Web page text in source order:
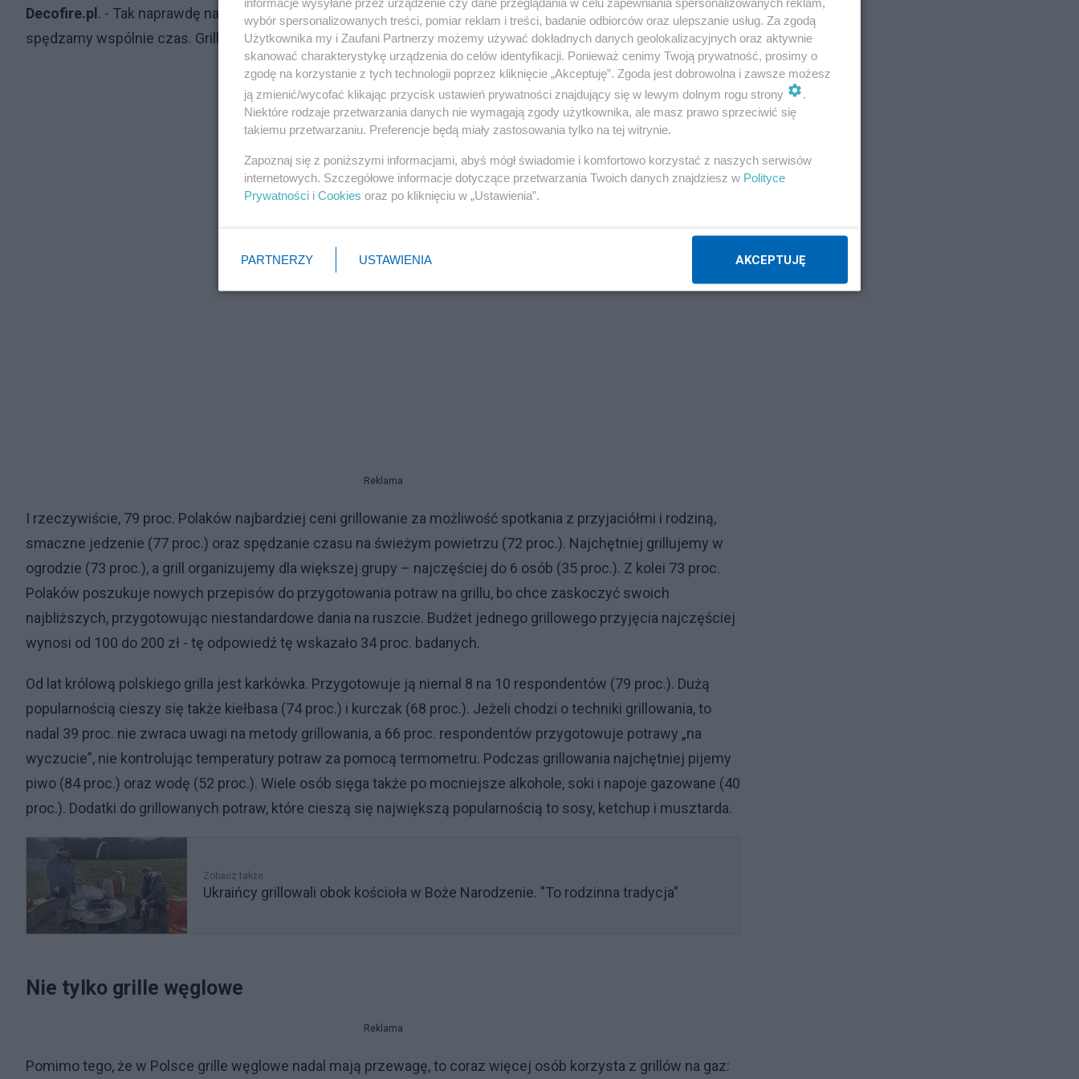
Decofire.pl . - Tak naprawdę najważniejszym czynnikiem są ludzie – nasi przyjaciele, rodzina, znajomi, z którymi
spędzamy wspólnie czas. Grill jest często pretekstem do spotkań i spędzania czasu.
Reklama
I rzeczywiście, 79 proc. Polaków najbardziej ceni grillowanie za możliwość spotkania z przyjaciółmi i rodziną,
smaczne jedzenie (77 proc.) oraz spędzanie czasu na świeżym powietrzu (72 proc.). Najchętniej grillujemy w
ogrodzie (73 proc.), a grill organizujemy dla większej grupy – najczęściej do 6 osób (35 proc.). Z kolei 73 proc.
Polaków poszukuje nowych przepisów do przygotowania potraw na grillu, bo chce zaskoczyć swoich
najbliższych, przygotowując niestandardowe dania na ruszcie. Budżet jednego grillowego przyjęcia najczęściej
wynosi od 100 do 200 zł - tę odpowiedź tę wskazało 34 proc. badanych.
Od lat królową polskiego grilla jest karkówka. Przygotowuje ją niemal 8 na 10 respondentów (79 proc.). Dużą
popularnością cieszy się także kiełbasa (74 proc.) i kurczak (68 proc.). Jeżeli chodzi o techniki grillowania, to
nadal 39 proc. nie zwraca uwagi na metody grillowania, a 66 proc. respondentów przygotowuje potrawy „na
wyczucie”, nie kontrolując temperatury potraw za pomocą termometru. Podczas grillowania najchętniej pijemy
piwo (84 proc.) oraz wodę (52 proc.). Wiele osób sięga także po mocniejsze alkohole, soki i napoje gazowane (40
proc.). Dodatki do grillowanych potraw, które cieszą się największą popularnością to sosy, ketchup i musztarda.
Zobacz także
Ukraińcy grillowali obok kościoła w Boże Narodzenie. "To rodzinna tradycja"
Nie tylko grille węglowe
Reklama
Pomimo tego, że w Polsce grille węglowe nadal mają przewagę, to coraz więcej osób korzysta z grillów na gaz:
wybór spersonalizowanych treści, pomiar reklam i treści, badanie odbiorców oraz ulepszanie usług. Za zgodą
Użytkownika my i Zaufani Partnerzy możemy używać dokładnych danych geolokalizacyjnych oraz aktywnie
skanować charakterystykę urządzenia do celów identyfikacji. Ponieważ cenimy Twoją prywatność, prosimy o
zgodę na korzystanie z tych technologii poprzez kliknięcie „Akceptuję”. Zgoda jest dobrowolna i zawsze możesz
ją zmienić/wycofać klikając przycisk ustawień prywatności znajdujący się w lewym dolnym rogu strony
.
Niektóre rodzaje przetwarzania danych nie wymagają zgody użytkownika, ale masz prawo sprzeciwić się
takiemu przetwarzaniu. Preferencje będą miały zastosowania tylko na tej witrynie.
Zapoznaj się z poniższymi informacjami, abyś mógł świadomie i komfortowo korzystać z naszych serwisów
internetowych. Szczegółowe informacje dotyczące przetwarzania Twoich danych znajdziesz w Polityce
Prywatności i Cookies oraz po kliknięciu w „Ustawienia”.
PARTNERZY USTAWIENIA AKCEPTUJĘ